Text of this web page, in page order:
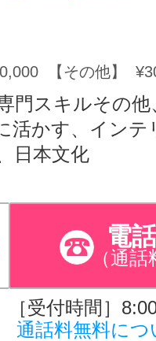
【その他】
門スキルその他
活かす、インテ
日本文化
電
（通話
［受付時間］
通話料無料につ